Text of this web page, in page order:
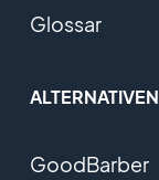
Glossar
ALTERNATIVEN
GoodBarber